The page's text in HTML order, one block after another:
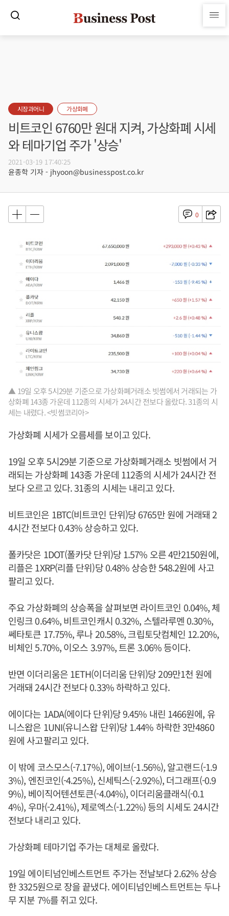
시장과머니 가상화폐
비트코인 6760만 원대 지켜, 가상화폐 시세
와 테마기업 주가 '상승'
2021-03-19 17:40:25
윤종학 기자 - jhyoon@businesspost.co.kr
0
▲ 19일 오후 5시29분 기준으로 가상화폐거래소 빗썸에서 거래되는 가
상화폐 143종 가운데 112종의 시세가 24시간 전보다 올랐다. 31종의 시
세는 내렸다. <빗썸코리아>
가상화폐 시세가 오름세를 보이고 있다.
19일 오후 5시29분 기준으로 가상화폐거래소 빗썸에서 거
래되는 가상화폐 143종 가운데 112종의 시세가 24시간 전
보다 오르고 있다. 31종의 시세는 내리고 있다.
비트코인은 1BTC(비트코인 단위)당 6765만 원에 거래돼 2
4시간 전보다 0.43% 상승하고 있다.
폴카닷은 1DOT(폴카닷 단위)당 1.57% 오른 4만2150원에,
리플은 1XRP(리플 단위)당 0.48% 상승한 548.2원에 사고
팔리고 있다.
주요 가상화폐의 상승폭을 살펴보면 라이트코인 0.04%, 체
인링크 0.64%, 비트코인캐시 0.32%, 스텔라루멘 0.30%,
쎄타토큰 17.75%, 루나 20.58%, 크립토닷컴체인 12.20%,
비체인 5.70%, 이오스 3.97%, 트론 3.06% 등이다.
반면 이더리움은 1ETH(이더리움 단위)당 209만1천 원에
거래돼 24시간 전보다 0.33% 하락하고 있다.
에이다는 1ADA(에이다 단위)당 9.45% 내린 1466원에, 유
니스왑은 1UNI(유니스왑 단위)당 1.44% 하락한 3만4860
원에 사고팔리고 있다.
이 밖에 코스모스(-7.17%), 에이브(-1.56%), 알고랜드(-1.9
3%), 엔진코인(-4.25%), 신세틱스(-2.92%), 더그래프(-0.9
9%), 베이직어텐션토큰(-4.04%), 이더리움클래식(-0.1
4%), 우마(-2.41%), 제로엑스(-1.22%) 등의 시세도 24시간
전보다 내리고 있다.
가상화폐 테마기업 주가는 대체로 올랐다.
19일 에이티넘인베스트먼트 주가는 전날보다 2.62% 상승
한 3325원으로 장을 끝냈다. 에이티넘인베스트먼트는 두나
무 지분 7%를 쥐고 있다.